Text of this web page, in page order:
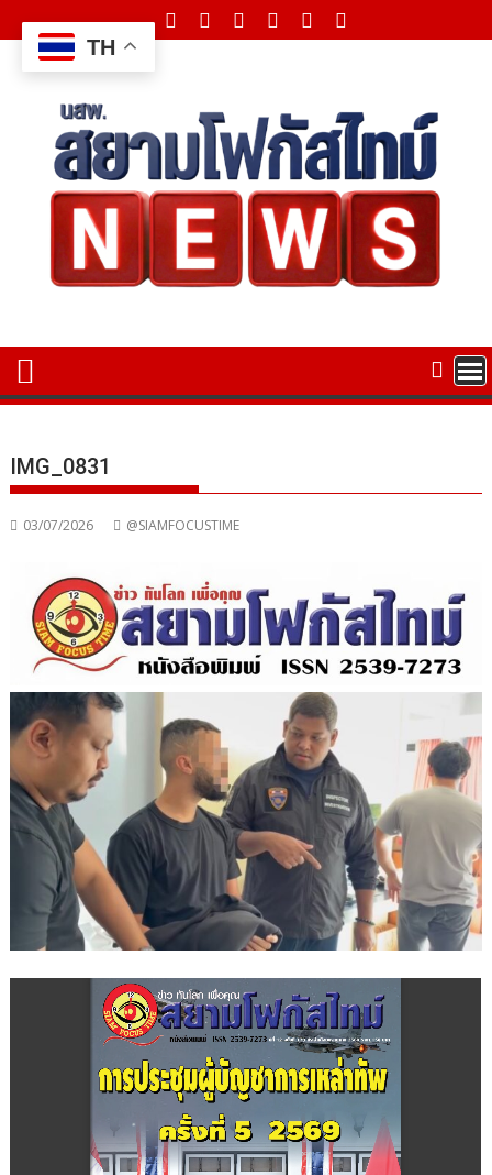
to
content
IMG_0831
03/07/2026 @SIAMFOCUSTIME
TH